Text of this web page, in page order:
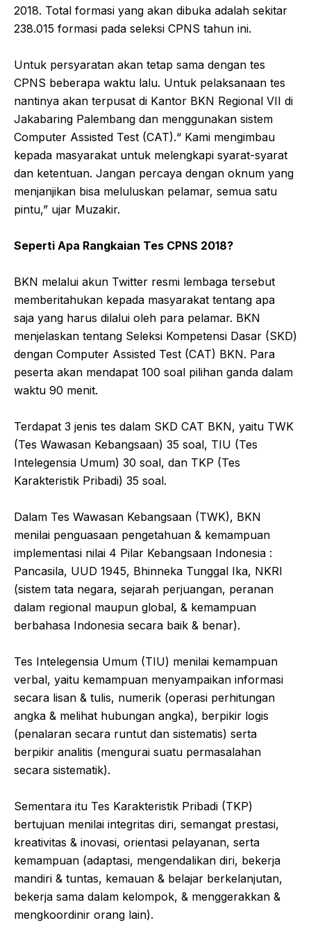
2018. Total formasi yang akan dibuka adalah sekitar
238.015 formasi pada seleksi CPNS tahun ini.
Untuk persyaratan akan tetap sama dengan tes
CPNS beberapa waktu lalu. Untuk pelaksanaan tes
nantinya akan terpusat di Kantor BKN Regional VII di
Jakabaring Palembang dan menggunakan sistem
Computer Assisted Test (CAT).“ Kami mengimbau
kepada masyarakat untuk melengkapi syarat-syarat
dan ketentuan. Jangan percaya dengan oknum yang
menjanjikan bisa meluluskan pelamar, semua satu
pintu,” ujar Muzakir.
Seperti Apa Rangkaian Tes CPNS 2018?
BKN melalui akun Twitter resmi lembaga tersebut
memberitahukan kepada masyarakat tentang apa
saja yang harus dilalui oleh para pelamar. BKN
menjelaskan tentang Seleksi Kompetensi Dasar (SKD)
dengan Computer Assisted Test (CAT) BKN. Para
peserta akan mendapat 100 soal pilihan ganda dalam
waktu 90 menit.
Terdapat 3 jenis tes dalam SKD CAT BKN, yaitu TWK
(Tes Wawasan Kebangsaan) 35 soal, TIU (Tes
Intelegensia Umum) 30 soal, dan TKP (Tes
Karakteristik Pribadi) 35 soal.
Dalam Tes Wawasan Kebangsaan (TWK), BKN
menilai penguasaan pengetahuan & kemampuan
implementasi nilai 4 Pilar Kebangsaan Indonesia :
Pancasila, UUD 1945, Bhinneka Tunggal Ika, NKRI
(sistem tata negara, sejarah perjuangan, peranan
dalam regional maupun global, & kemampuan
berbahasa Indonesia secara baik & benar).
Tes Intelegensia Umum (TIU) menilai kemampuan
verbal, yaitu kemampuan menyampaikan informasi
secara lisan & tulis, numerik (operasi perhitungan
angka & melihat hubungan angka), berpikir logis
(penalaran secara runtut dan sistematis) serta
berpikir analitis (mengurai suatu permasalahan
secara sistematik).
Sementara itu Tes Karakteristik Pribadi (TKP)
bertujuan menilai integritas diri, semangat prestasi,
kreativitas & inovasi, orientasi pelayanan, serta
kemampuan (adaptasi, mengendalikan diri, bekerja
mandiri & tuntas, kemauan & belajar berkelanjutan,
bekerja sama dalam kelompok, & menggerakkan &
mengkoordinir orang lain).